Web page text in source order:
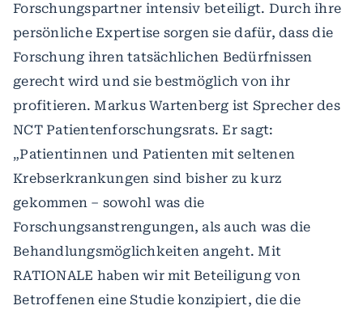
Forschungspartner intensiv beteiligt. Durch ihre
persönliche Expertise sorgen sie dafür, dass die
Forschung ihren tatsächlichen Bedürfnissen
gerecht wird und sie bestmöglich von ihr
profitieren. Markus Wartenberg ist Sprecher des
NCT Patientenforschungsrats. Er sagt:
„Patientinnen und Patienten mit seltenen
Krebserkrankungen sind bisher zu kurz
gekommen – sowohl was die
Forschungsanstrengungen, als auch was die
Behandlungsmöglichkeiten angeht. Mit
RATIONALE haben wir mit Beteiligung von
Betroffenen eine Studie konzipiert, die die